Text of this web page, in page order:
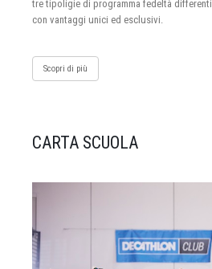
tre tipoligie di programma fedeltà differenti,
con vantaggi unici ed esclusivi.
Scopri di più
CARTA SCUOLA